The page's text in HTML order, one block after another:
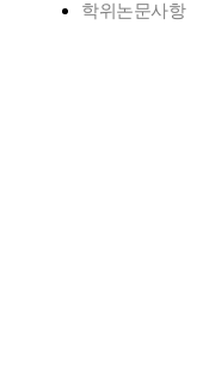
학위논문사항